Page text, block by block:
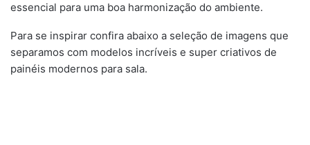
essencial para uma boa harmonização do ambiente.
Para se inspirar confira abaixo a seleção de imagens que
separamos com modelos incríveis e super criativos de
painéis modernos para sala.